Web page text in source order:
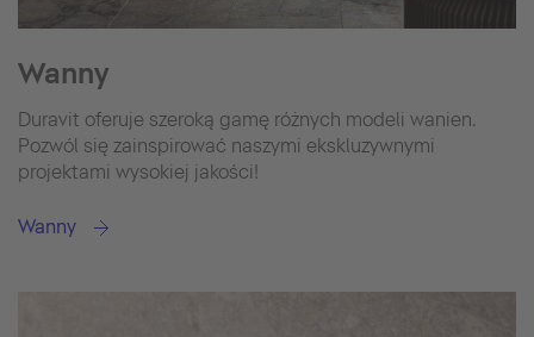
Wanny
Duravit oferuje szeroką gamę różnych modeli wanien.
Pozwól się zainspirować naszymi ekskluzywnymi
projektami wysokiej jakości!
Wanny